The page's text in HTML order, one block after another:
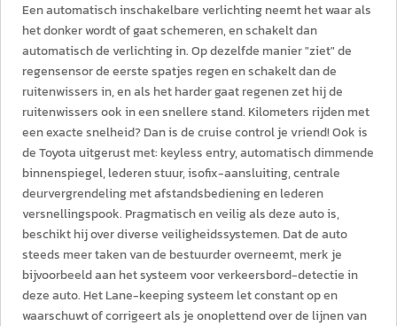
Een automatisch inschakelbare verlichting neemt het waar als
het donker wordt of gaat schemeren, en schakelt dan
automatisch de verlichting in. Op dezelfde manier "ziet" de
regensensor de eerste spatjes regen en schakelt dan de
ruitenwissers in, en als het harder gaat regenen zet hij de
ruitenwissers ook in een snellere stand. Kilometers rijden met
een exacte snelheid? Dan is de cruise control je vriend! Ook is
de Toyota uitgerust met: keyless entry, automatisch dimmende
binnenspiegel, lederen stuur, isofix-aansluiting, centrale
deurvergrendeling met afstandsbediening en lederen
versnellingspook. Pragmatisch en veilig als deze auto is,
beschikt hij over diverse veiligheidssystemen. Dat de auto
steeds meer taken van de bestuurder overneemt, merk je
bijvoorbeeld aan het systeem voor verkeersbord-detectie in
deze auto. Het Lane-keeping systeem let constant op en
waarschuwt of corrigeert als je onoplettend over de lijnen van